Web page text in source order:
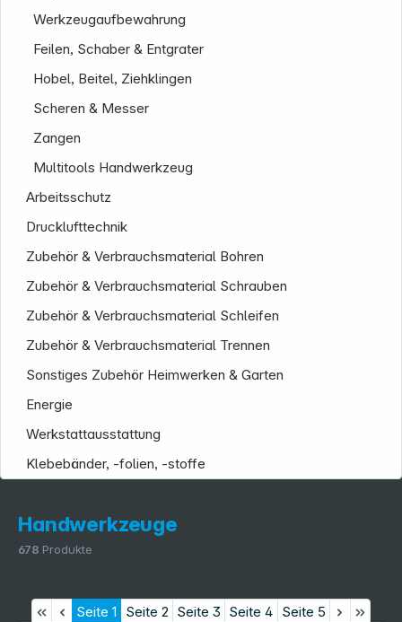
Werkzeugaufbewahrung
Feilen, Schaber & Entgrater
Hobel, Beitel, Ziehklingen
Scheren & Messer
Zangen
Multitools Handwerkzeug
Arbeitsschutz
Drucklufttechnik
Zubehör & Verbrauchsmaterial Bohren
Zubehör & Verbrauchsmaterial Schrauben
Zubehör & Verbrauchsmaterial Schleifen
Zubehör & Verbrauchsmaterial Trennen
Sonstiges Zubehör Heimwerken & Garten
Energie
Werkstattausstattung
Klebebänder, -folien, -stoffe
Handwerkzeuge
678 Produkte
Seite 1 Seite 2 Seite 3 Seite 4 Seite 5
Informationen